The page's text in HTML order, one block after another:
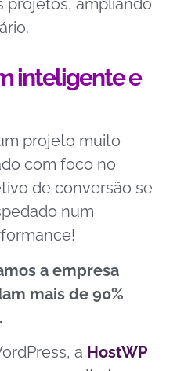
inteligente e
projeto muito
com foco no
de conversão se
num
a empresa
mais de 90%
a HostWP